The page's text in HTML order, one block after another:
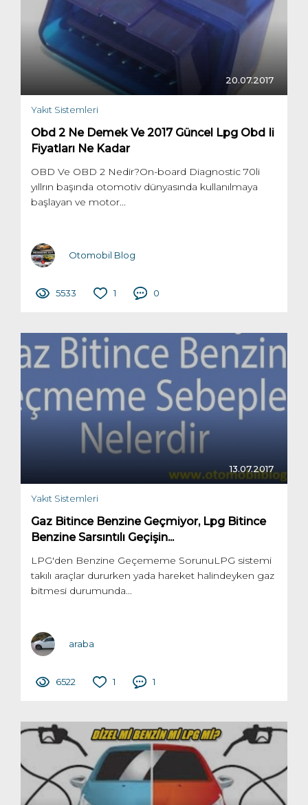
20.07.2017
Yakıt Sistemleri
Obd 2 Ne Demek Ve 2017 Güncel Lpg Obd Ii
Fiyatları Ne Kadar
OBD Ve OBD 2 Nedir?On-board Diagnostic 70li
yıllrın başında otomotiv dünyasında kullanılmaya
başlayan ve motor...
Otomobil Blog
5533 1 0
13.07.2017
Yakıt Sistemleri
Gaz Bitince Benzine Geçmiyor, Lpg Bitince
Benzine Sarsıntılı Geçişin...
LPG'den Benzine Geçememe SorunuLPG sistemi
takılı araçlar dururken yada hareket halindeyken gaz
bitmesi durumunda...
araba
6522 1 1